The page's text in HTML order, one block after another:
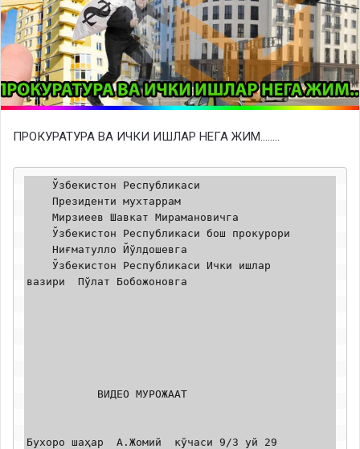
ПРОКУРАТУРА ВА ИЧКИ ИШЛАР НЕГА ЖИМ……..
    Ўзбекистон Республикаси
    Президенти мухтаррам
    Мирзиеев Шавкат Мирамановичга
    Ўзбекистон Республикаси бош прокурори
    Ниғматулло Йўлдошевга
    Ўзбекистон Республикаси Ички ишлар
вазири  Пўлат Бобожоновга
Бухоро шаҳар  А.Жомий  кўчаси 9/3 уй 29